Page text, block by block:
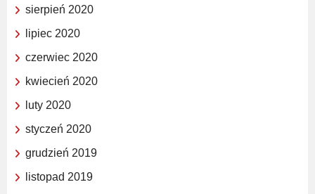
sierpień 2020
lipiec 2020
czerwiec 2020
kwiecień 2020
luty 2020
styczeń 2020
grudzień 2019
listopad 2019